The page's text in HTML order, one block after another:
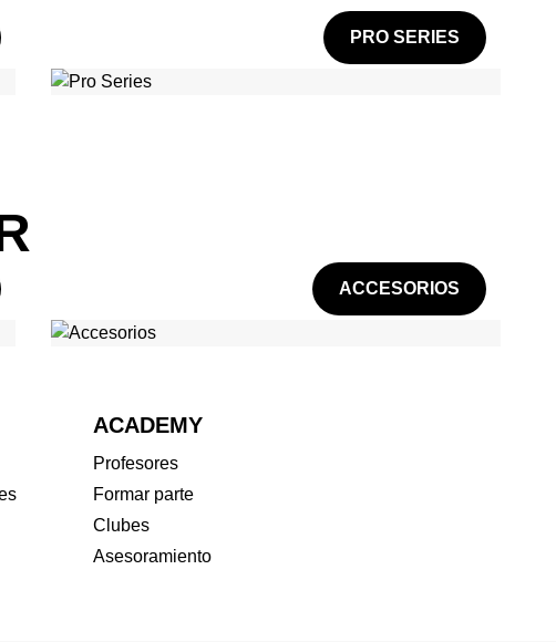
PRO SERIES
ACCESORIOS
ACADEMY
Profesores
Formar parte
Clubes
Asesoramiento